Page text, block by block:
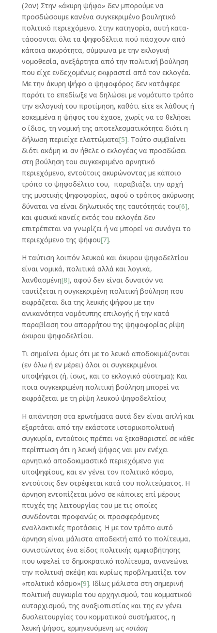
(2ον) Στην «άκυρη ψήφο» δεν μπορούμε να
προσδώσουμε κανένα συγκεκριμένο βουλητικό
πολιτικό περιεχόμενο. Στην κατηγορία, αυτή κατα­
τάσσονται όλα τα ψηφοδέλτια πού πάσχουν από
κάποια ακυρότητα, σύμφωνα με την εκλογική
νομοθεσία, ανεξάρτητα από την πολιτική βούληση
που είχε ενδεχομένως εκφραστεί από τον εκλογέα.
Με την άκυρη ψήφο ο ψηφοφόρος δεν κατάφερε
παρότι το επεδίωξε να δηλώσει με νομότυπο τρόπο
την εκλογική του προτίμηση, καθότι είτε εκ λάθους ή
εσκεμμένα η ψήφος του έχασε, χωρίς να το θελήσει
ο ίδιος, τη νομική της αποτελεσματικότητα διότι η
δήλωση περιείχε ελαττώματα[5]. Τούτο συμβαίνει
διότι ακόμη κι αν ήθελε ο εκλογέας να προσδώσει
στη βούληση του συγκεκριμένο αρνητικό
περιεχόμενο, εντούτοις ακυρώνοντας με κάποιο
τρόπο το ψηφοδέλτιο του, παραβιάζει την αρχή
της μυστικής ψηφοφορίας, αφού ο τρόπος ακύρωσης
δύναται να είναι δηλωτικός της ταυτότητάς του[6],
και φυσικά κανείς εκτός του εκλογέα δεν
επιτρέπεται να γνωρίζει ή να μπορεί να συνάγει το
περιεχόμενο της ψήφου[7].
Η ταύτιση λοιπόν λευκού και άκυρου ψηφοδελτίου
είναι νομικά, πολιτικά αλλά και λογικά,
λανθασμένη[8], αφού δεν είναι δυνατόν να
ταυτίζεται η συγκεκριμένη πολιτική βούληση που
εκφράζεται δια της λευκής ψήφου με την
ανικανότητα νομότυπης επιλογής ή την κατά
παραβίαση του απορρήτου της ψηφοφορίας ρίψη
άκυρου ψηφοδελτίου.
Τι σημαίνει όμως ότι με το λευκό αποδοκιμάζονται
(εν όλω ή εν μέρει) όλοι οι συγκεκριμένοι
υποψήφιοι (ή, ίσως, και το εκλογικό σύστημα); Και
ποια συγκεκριμένη πολιτική βούληση μπορεί να
εκφράζεται με τη ρίψη λευκού ψηφοδελτίου;
Η απάντηση στα ερωτήματα αυτά δεν είναι απλή και
εξαρτάται από την εκάστοτε ιστορικοπολιτική
συγκυρία, εντούτοις πρέπει να ξεκαθαριστεί σε κάθε
περίπτωση ότι η λευκή ψήφος ναι μεν ενέχει
αρνητικό αποδοκιμαστικό περιεχόμενο για
υποψηφίους, και εν γένει τον πολιτικό κόσμο,
εντούτοις δεν στρέφεται κατά του πολιτεύματος. Η
άρνηση εντοπίζεται μόνο σε κάποιες επί μέρους
πτυχές της λειτουργίας του με τις οποίες
συνδέονται προφανώς οι προσφερόμενες
εναλλακτικές προτάσεις. Η με τον τρόπο αυτό
άρνηση είναι μάλιστα αποδεκτή από το πολίτευμα,
συνιστώντας ένα είδος πολιτικής αμφισβήτησης
που ωφελεί το δημοκρατικό πολίτευμα, ανανεώνει
την πολιτική σκέψη και κυρίως προβληματίζει τον
«πολιτικό κόσμο»[9]. Ιδίως μάλιστα στη σημερινή
πολιτική συγκυρία του αρχηγισμού, του κομματικού
αυταρχισμού, της αναξιοπιστίας και της εν γένει
δυσλειτουργίας του κομματικού συστήματος, η
λευκή ψήφος, ερμηνευόμενη ως «στάση